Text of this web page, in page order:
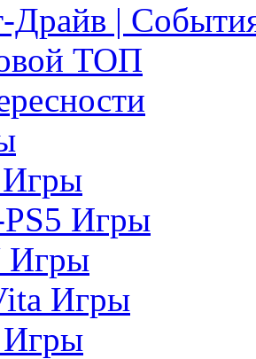
Драйв |
ТОП
Игры
PS5 Игры
Игры
Игры
Игры